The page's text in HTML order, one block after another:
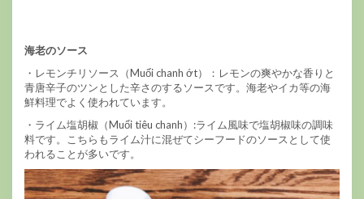
海老のソース
・レモンチリソース（Muối chanh ớt）：レモンの爽やかな香りと
青唐辛子のツンとした辛さのするソースです。海老やイカ等の海
鮮料理でよく使われています。
・ライム塩胡椒（Muối tiêu chanh）:ライム風味で塩胡椒味の調味
料です。こちらもライム汁に混ぜてシーフードのソースとして使
われることが多いです。